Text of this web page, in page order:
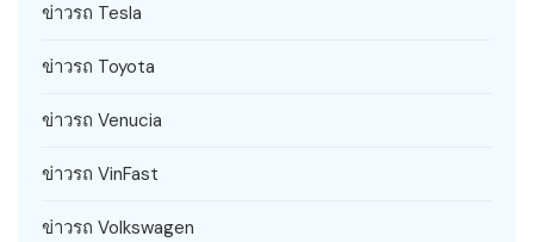
ข่าวรถ Tesla
ข่าวรถ Toyota
ข่าวรถ Venucia
ข่าวรถ VinFast
ข่าวรถ Volkswagen